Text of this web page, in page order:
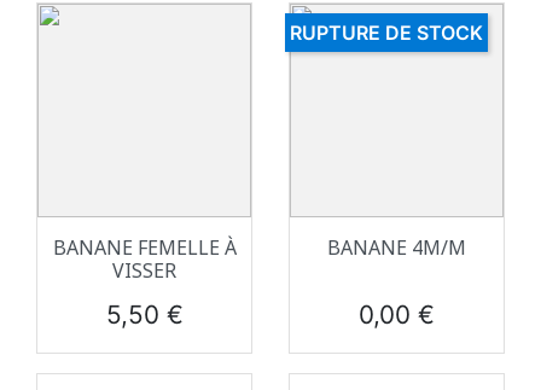
BANANE FEMELLE À
VISSER
Prix
5,50 €
BANANE 4M/M
Prix
0,00 €
RUPTURE DE STOCK